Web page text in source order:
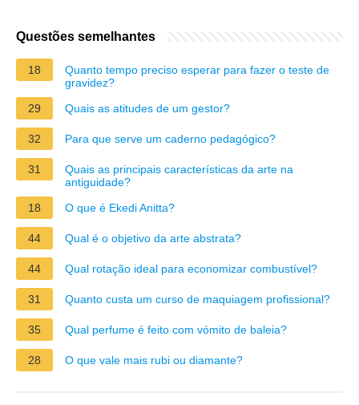
Questões semelhantes
18
Quanto tempo preciso esperar para fazer o teste de
gravidez?
29
Quais as atitudes de um gestor?
32 Para que serve um caderno pedagógico?
31
Quais as principais características da arte na
antiguidade?
18
O que é Ekedi Anitta?
44 Qual é o objetivo da arte abstrata?
44 Qual rotação ideal para economizar combustível?
31 Quanto custa um curso de maquiagem profissional?
35 Qual perfume é feito com vómito de baleia?
28 O que vale mais rubi ou diamante?